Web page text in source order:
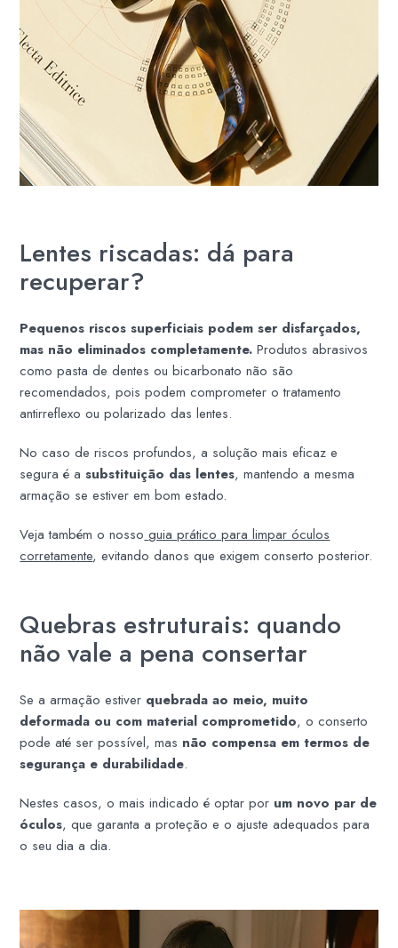
Lentes riscadas: dá para
recuperar?
Pequenos riscos superficiais podem ser disfarçados,
mas não eliminados completamente. Produtos abrasivos
como pasta de dentes ou bicarbonato não são
recomendados, pois podem comprometer o tratamento
antirreflexo ou polarizado das lentes.
No caso de riscos profundos, a solução mais eficaz e
segura é asubstituição das lentes, mantendo a mesma
armação se estiver em bom estado.
Veja também o nosso guia prático para limpar óculos
corretamente, evitando danos que exigem conserto posterior.
Quebras estruturais: quando
não vale a pena consertar
Se a armação estiver quebrada ao meio, muito
deformada ou com material comprometido, o conserto
pode até ser possível, mas não compensa em termos de
segurança e durabilidade.
Nestes casos, o mais indicado é optar por um novo par de
óculos, que garanta a proteção e o ajuste adequados para
o seu dia a dia.